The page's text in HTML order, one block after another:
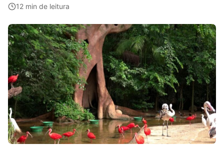
12 min de leitura